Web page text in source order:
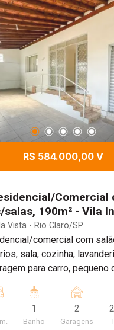
R$ 584.000,00 V
Comercial
190m² - Vila
Vista - Rio Claro/SP
comercial com
sala, cozinha,
para carro, pequeno
1
Banho
2
Garagens